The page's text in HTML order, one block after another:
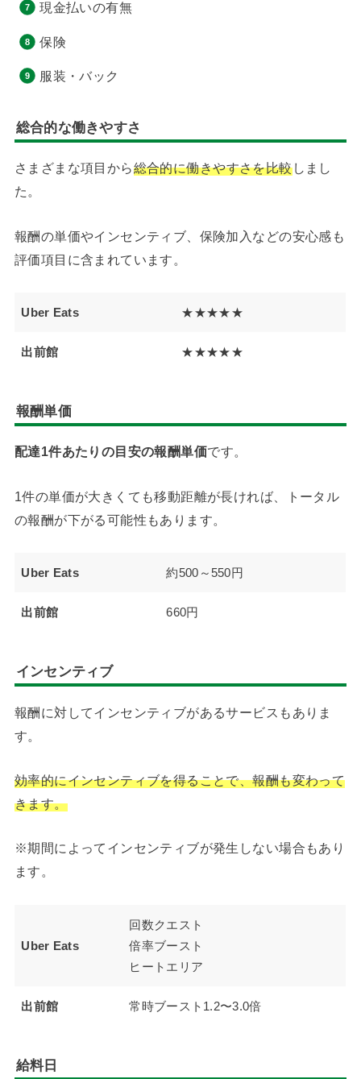
現金払いの有無
保険
服装・バック
総合的な働きやすさ
さまざまな項目から総合的に働きやすさを比較しまし
た。
報酬の単価やインセンティブ、保険加入などの安心感も
評価項目に含まれています。
Uber Eats ★★★★★
出前館 ★★★★★
報酬単価
配達1件あたりの目安の報酬単価です。
1件の単価が大きくても移動距離が長ければ、トータル
の報酬が下がる可能性もあります。
Uber Eats 約500～550円
出前館 660円
インセンティブ
報酬に対してインセンティブがあるサービスもありま
す。
効率的にインセンティブを得ることで、報酬も変わって
きます。
※期間によってインセンティブが発生しない場合もあり
ます。
Uber Eats
回数クエスト
倍率ブースト
ヒートエリア
出前館 常時ブースト1.2〜3.0倍
給料日